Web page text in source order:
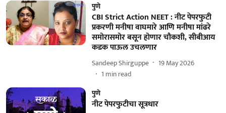
पुणे
CBI Strict Action NEET : नीट पेपरफुटी
प्रकरणी मनीषा वाघमारे आणि मनीषा मांढरे
समोरासमोर बसून होणार चौकशी, सीबीआय
कडक पाऊल उचलणार
Sandeep Shirguppe
19 May 2026
1 min read
पुणे
नीट पेपरफुटीचा सूत्रधार